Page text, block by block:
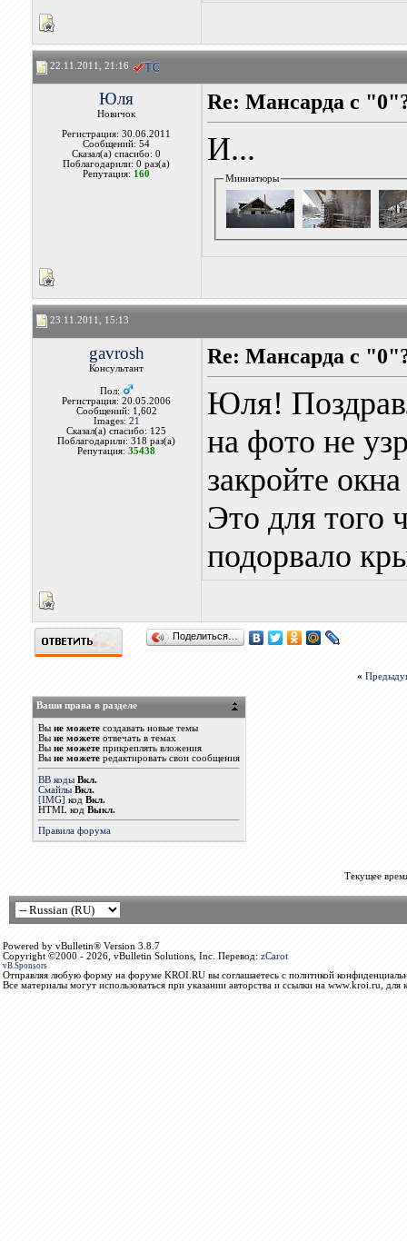
22.11.2011, 21:16
Юля
Новичок
Регистрация: 30.06.2011
Сообщений: 54
Сказал(а) спасибо: 0
Поблагодарили: 0 раз(а)
Репутация: 160
Re: Мансарда с
И...
Миниатюры
23.11.2011, 15:13
gavrosh
Консультант
Пол:
Регистрация: 20.05.2006
Сообщений: 1,602
Images: 21
Сказал(а) спасибо: 125
Поблагодарили: 318 раз(а)
Репутация:35438
Re: Мансарда с
Юля!
на фото не
закройте
Это для того
подорвало
Поделиться…
«
Ваши права в разделе
Вы не можетесоздавать новые темы
Вы не можетеотвечать в темах
Вы не можетеприкреплять вложения
Вы не можетередактировать свои сообщения
BB коды Вкл.
Смайлы Вкл.
[IMG] код Вкл.
HTML код Выкл.
Правила форума
Текущее
Powered by vBulletin® Version 3.8.7
Copyright ©2000 - 2026, vBulletin Solutions, Inc. Перевод: zCarot
vB.Sponsors
Отправляя любую форму на форуме KROI.RU вы соглашаетесь с политикой
Все материалы могут использоваться при указании авторства и ссылки на www.kroi.ru, для